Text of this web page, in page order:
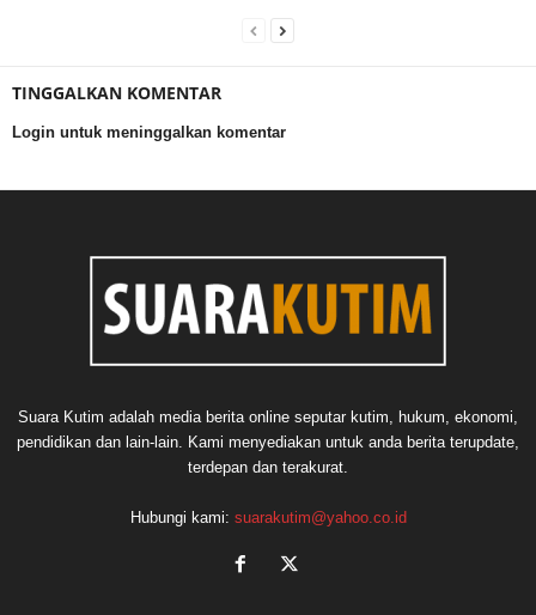
TINGGALKAN KOMENTAR
Login untuk meninggalkan komentar
Suara Kutim adalah media berita online seputar kutim, hukum, ekonomi,
pendidikan dan lain-lain. Kami menyediakan untuk anda berita terupdate,
terdepan dan terakurat.
Hubungi kami: suarakutim@yahoo.co.id